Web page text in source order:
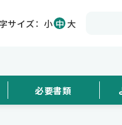
サイズ： 小 中 大
必要書類